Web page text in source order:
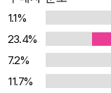
1.1%
23.4%
7.2%
11.7%